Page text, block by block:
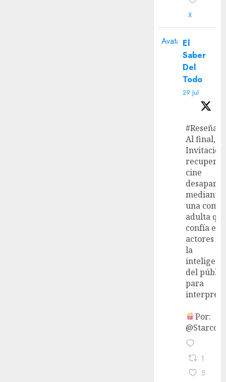
X
Avatar El
Saber
Del
Todo
29 Jul
#Reseña
Al final,
recupera
cine
mediante
una
adulta
confía en
actores y
la
del
para
Por:
1
5